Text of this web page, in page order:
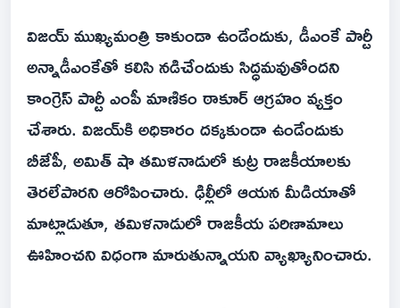
విజయ్ ముఖ్యమంత్రి కాకుండా ఉండేందుకు, డీఎంకే పార్టీ
అన్నాడీఎంకేతో కలిసి నడిచేందుకు సిద్ధమవుతోందని
కాంగ్రెస్ పార్టీ ఎంపీ మాణికం ఠాకూర్ ఆగ్రహం వ్యక్తం
చేశారు. విజయ్‌కి అధికారం దక్కకుండా ఉండేందుకు
బీజేపీ, అమిత్ షా తమిళనాడులో కుట్ర రాజకీయాలకు
తెరలేపారని ఆరోపించారు. ఢిల్లీలో ఆయన మీడియాతో
మాట్లాడుతూ, తమిళనాడులో రాజకీయ పరిణామాలు
ఊహించని విధంగా మారుతున్నాయని వ్యాఖ్యానించారు.